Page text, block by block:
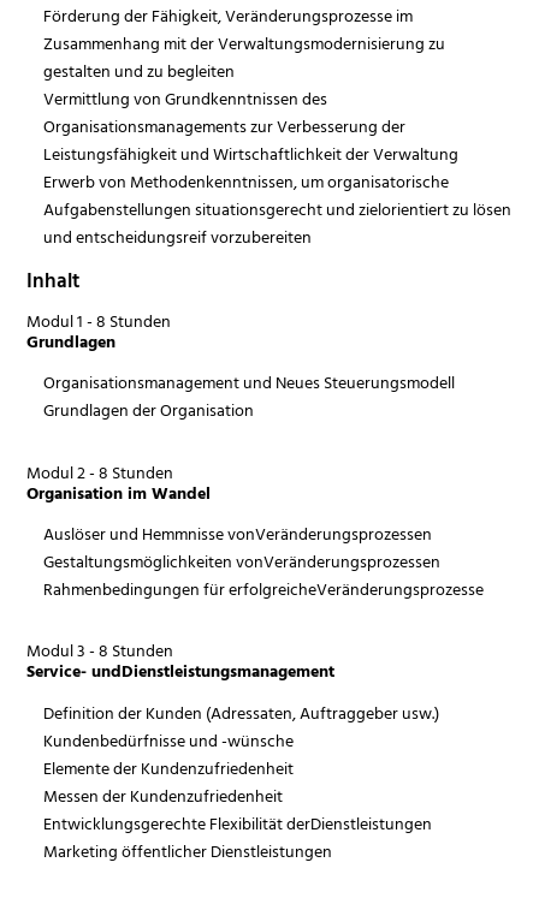
Förderung der Fähigkeit, Veränderungsprozesse im
Zusammenhang mit der Verwaltungsmodernisierung zu
gestalten und zu begleiten
Vermittlung von Grundkenntnissen des
Organisationsmanagements zur Verbesserung der
Leistungsfähigkeit und Wirtschaftlichkeit der Verwaltung
Erwerb von Methodenkenntnissen, um organisatorische
Aufgabenstellungen situationsgerecht und zielorientiert zu lösen
und entscheidungsreif vorzubereiten
Inhalt
Modul 1 - 8 Stunden
Grundlagen
Organisationsmanagement und Neues Steuerungsmodell
Grundlagen der Organisation
Modul 2 - 8 Stunden
Organisation im Wandel
Auslöser und Hemmnisse vonVeränderungsprozessen
Gestaltungsmöglichkeiten vonVeränderungsprozessen
Rahmenbedingungen für erfolgreicheVeränderungsprozesse
Modul 3 - 8 Stunden
Service- undDienstleistungsmanagement
Definition der Kunden (Adressaten, Auftraggeber usw.)
Kundenbedürfnisse und -wünsche
Elemente der Kundenzufriedenheit
Messen der Kundenzufriedenheit
Entwicklungsgerechte Flexibilität derDienstleistungen
Marketing öffentlicher Dienstleistungen